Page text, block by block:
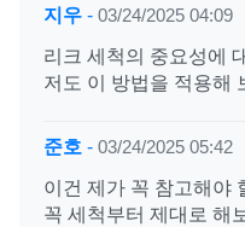
지우 - 03/24/2025 04:09
리크 세척의 중요성에
저도 이 방법을 적용해
준호 - 03/24/2025 05:42
이건 제가 꼭 참고해야
꼭 세척부터 제대로 해